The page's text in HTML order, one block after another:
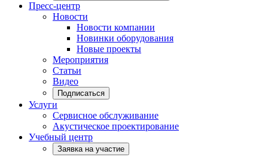
Пресс-центр
Новости
Новости компании
Новинки оборудования
Новые проекты
Мероприятия
Статьи
Видео
Подписаться
Услуги
Сервисное обслуживание
Акустическое проектирование
Учебный центр
Заявка на участие